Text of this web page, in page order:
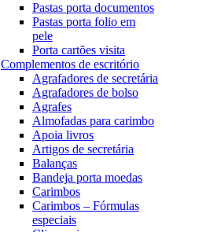
Pastas porta documentos
Pastas porta folio em
pele
Porta cartões visita
Complementos de escritório
Agrafadores de secretária
Agrafadores de bolso
Agrafes
Almofadas para carimbo
Apoia livros
Artigos de secretária
Balanças
Bandeja porta moedas
Carimbos
Carimbos – Fórmulas
especiais